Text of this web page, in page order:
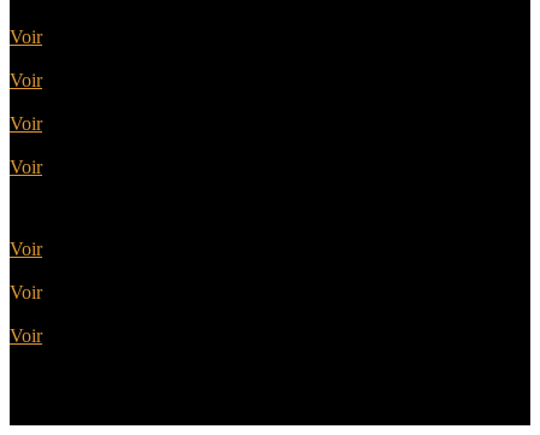
Voir
Voir
Voir
Voir
Voir
Voir
Voir